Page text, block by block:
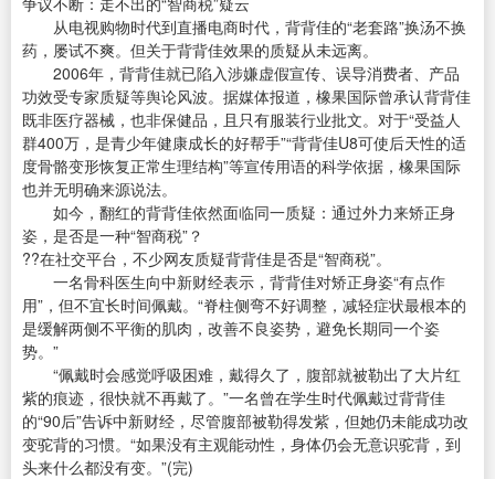
从电视购物时代到直播电商时代，背背佳的“老套路”换汤不换
药，屡试不爽。但关于背背佳效果的质疑从未远离。
2006年，背背佳就已陷入涉嫌虚假宣传、误导消费者、产品
功效受专家质疑等舆论风波。据媒体报道，橡果国际曾承认背背佳
既非医疗器械，也非保健品，且只有服装行业批文。对于“受益人
群400万，是青少年健康成长的好帮手”“背背佳U8可使后天性的适
度骨骼变形恢复正常生理结构”等宣传用语的科学依据，橡果国际
也并无明确来源说法。
如今，翻红的背背佳依然面临同一质疑：通过外力来矫正身
姿，是否是一种“智商税”？
??在社交平台，不少网友质疑背背佳是否是“智商税”。
一名骨科医生向中新财经表示，背背佳对矫正身姿“有点作
用”，但不宜长时间佩戴。“脊柱侧弯不好调整，减轻症状最根本的
是缓解两侧不平衡的肌肉，改善不良姿势，避免长期同一个姿
势。”
“佩戴时会感觉呼吸困难，戴得久了，腹部就被勒出了大片红
紫的痕迹，很快就不再戴了。”一名曾在学生时代佩戴过背背佳
的“90后”告诉中新财经，尽管腹部被勒得发紫，但她仍未能成功改
变驼背的习惯。“如果没有主观能动性，身体仍会无意识驼背，到
头来什么都没有变。”(完)